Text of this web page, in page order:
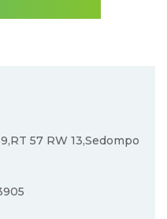
57 RW 13,Sedompo